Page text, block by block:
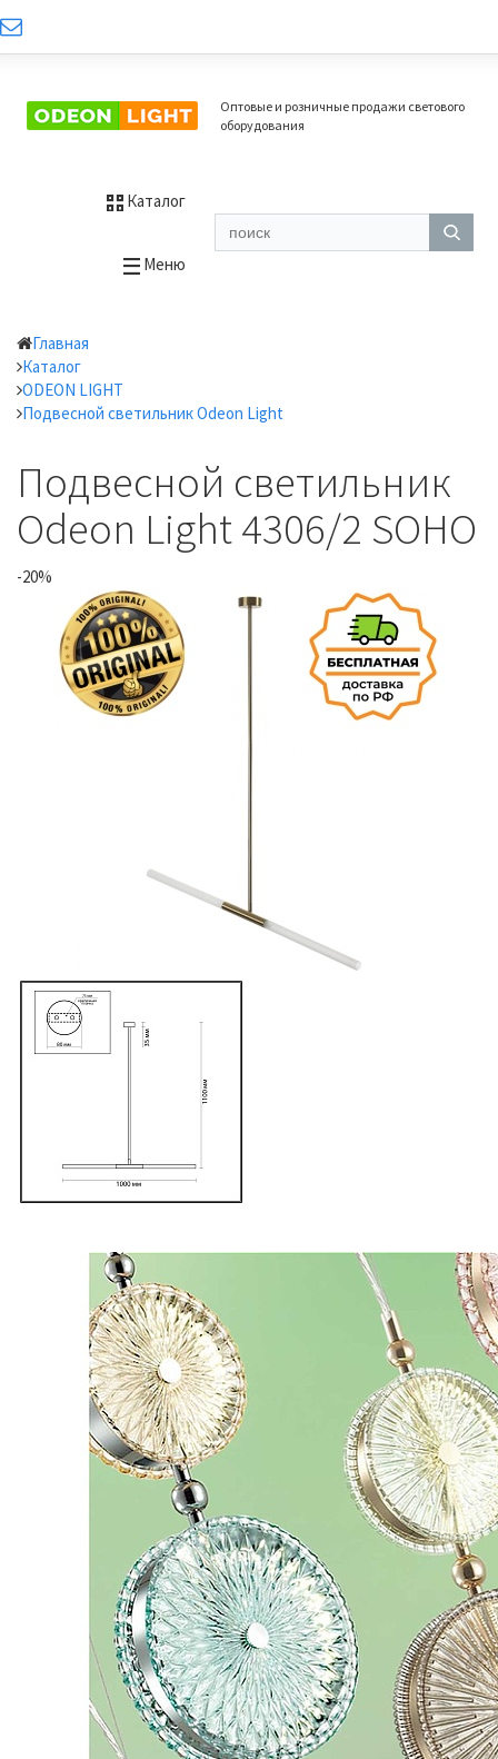
Оптовые и розничные продажи светового
оборудования
Каталог
Меню
Главная
Каталог
ODEON LIGHT
Подвесной светильник Odeon Light
Подвесной светильник
Odeon Light 4306/2 SOHO
-20%